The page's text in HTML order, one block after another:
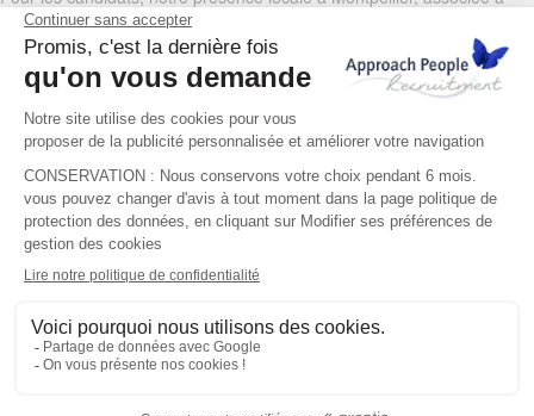
notre réseau international offre un accès privilégié aux opportunités
professionnelles, tant auprès des PME dynamiques que des grands
groupes internationaux. Notre CVthèque partagée entre toutes nos
agences permet une réactivité maximale dès qu’une offre correspond
à votre profil, que ce soit à Montpellier ou ailleurs en France.
Vos questions sur notre cabinet
de recrutement en France